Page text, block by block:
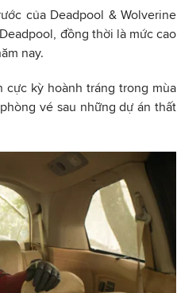
của Deadpool & Wolverine
đồng thời là mức cao
nay.
kỳ hoành tráng trong mùa
vé sau những dự án thất